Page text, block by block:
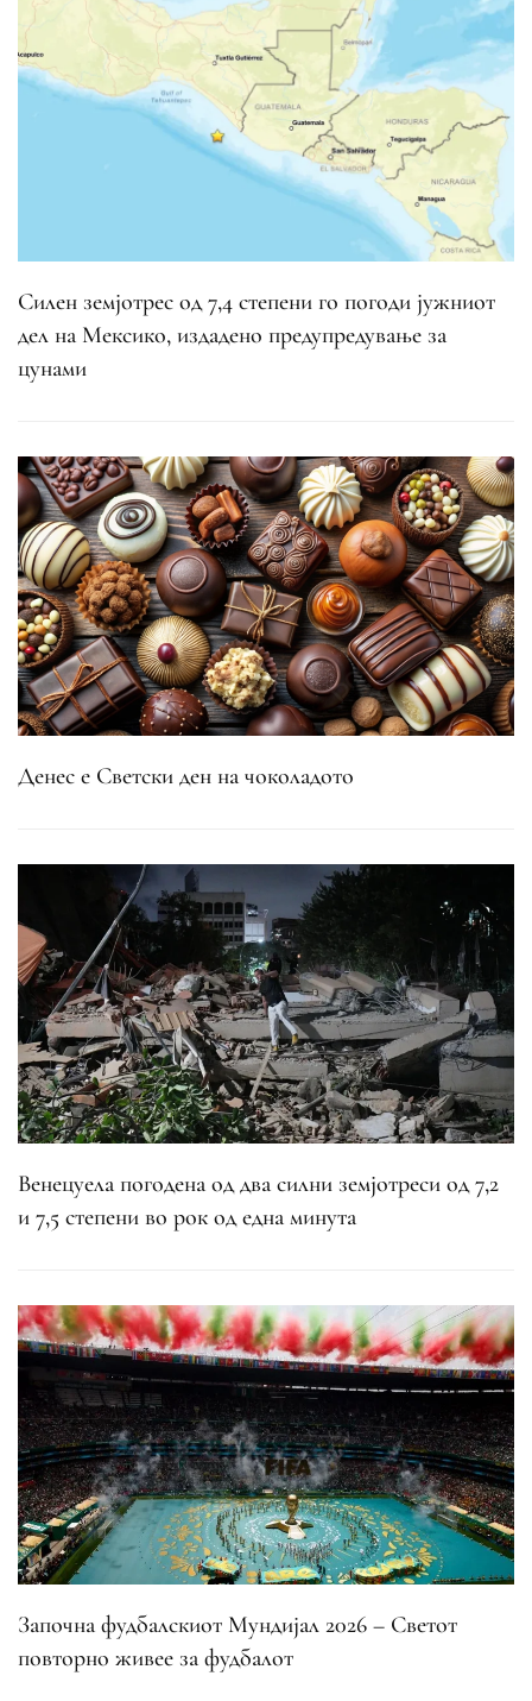
Силен земјотрес од 7,4 степени го погоди јужниот
дел на Мексико, издадено предупредување за
цунами
Денес е Светски ден на чоколадото
Венецуела погодена од два силни земјотреси од 7,2
и 7,5 степени во рок од една минута
Започна фудбалскиот Мундијал 2026 – Светот
повторно живее за фудбалот